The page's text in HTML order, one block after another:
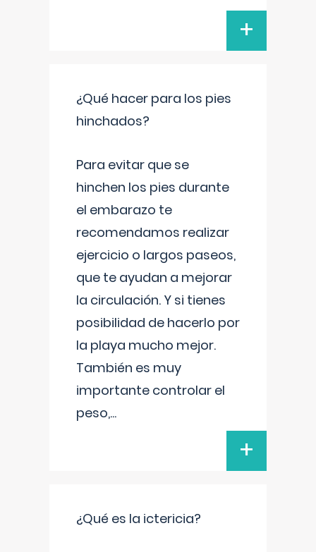
+
¿Qué hacer para los pies
hinchados?
Para evitar que se
hinchen los pies durante
el embarazo te
recomendamos realizar
ejercicio o largos paseos,
que te ayudan a mejorar
la circulación. Y si tienes
posibilidad de hacerlo por
la playa mucho mejor.
También es muy
importante controlar el
peso,...
+
¿Qué es la ictericia?